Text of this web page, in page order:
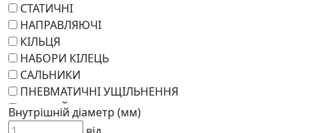
СТАТИЧНІ
НАПРАВЛЯЮЧІ
КІЛЬЦЯ
НАБОРИ КІЛЕЦЬ
САЛЬНИКИ
ПНЕВМАТИЧНІ УЩІЛЬНЕННЯ
РОТАЦІЙНІ
РЕМКОМПЛЕКТИ
Внутрішній діаметр (мм)